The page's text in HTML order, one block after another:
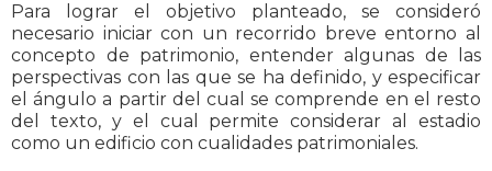
Para lograr el objetivo planteado, se consideró
necesario iniciar con un recorrido breve entorno al
concepto de patrimonio, entender algunas de las
perspectivas con las que se ha definido, y especificar
el ángulo a partir del cual se comprende en el resto
del texto, y el cual permite considerar al estadio
como un edificio con cualidades patrimoniales.